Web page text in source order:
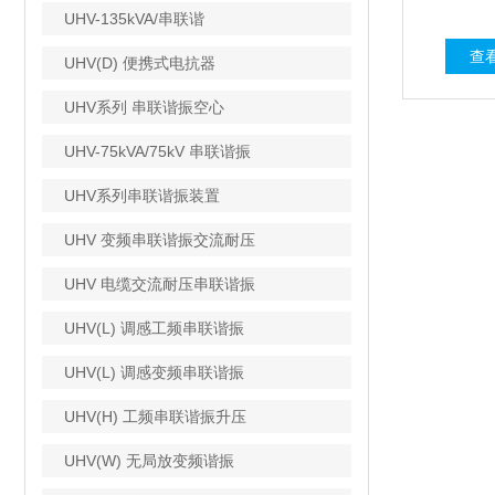
UHV-135kVA/串联谐
UHV(D) 便携式电抗器
UHV系列 串联谐振空心
UHV-75kVA/75kV 串联谐振
UHV系列串联谐振装置
UHV 变频串联谐振交流耐压
UHV 电缆交流耐压串联谐振
UHV(L) 调感工频串联谐振
UHV(L) 调感变频串联谐振
UHV(H) 工频串联谐振升压
UHV(W) 无局放变频谐振
查